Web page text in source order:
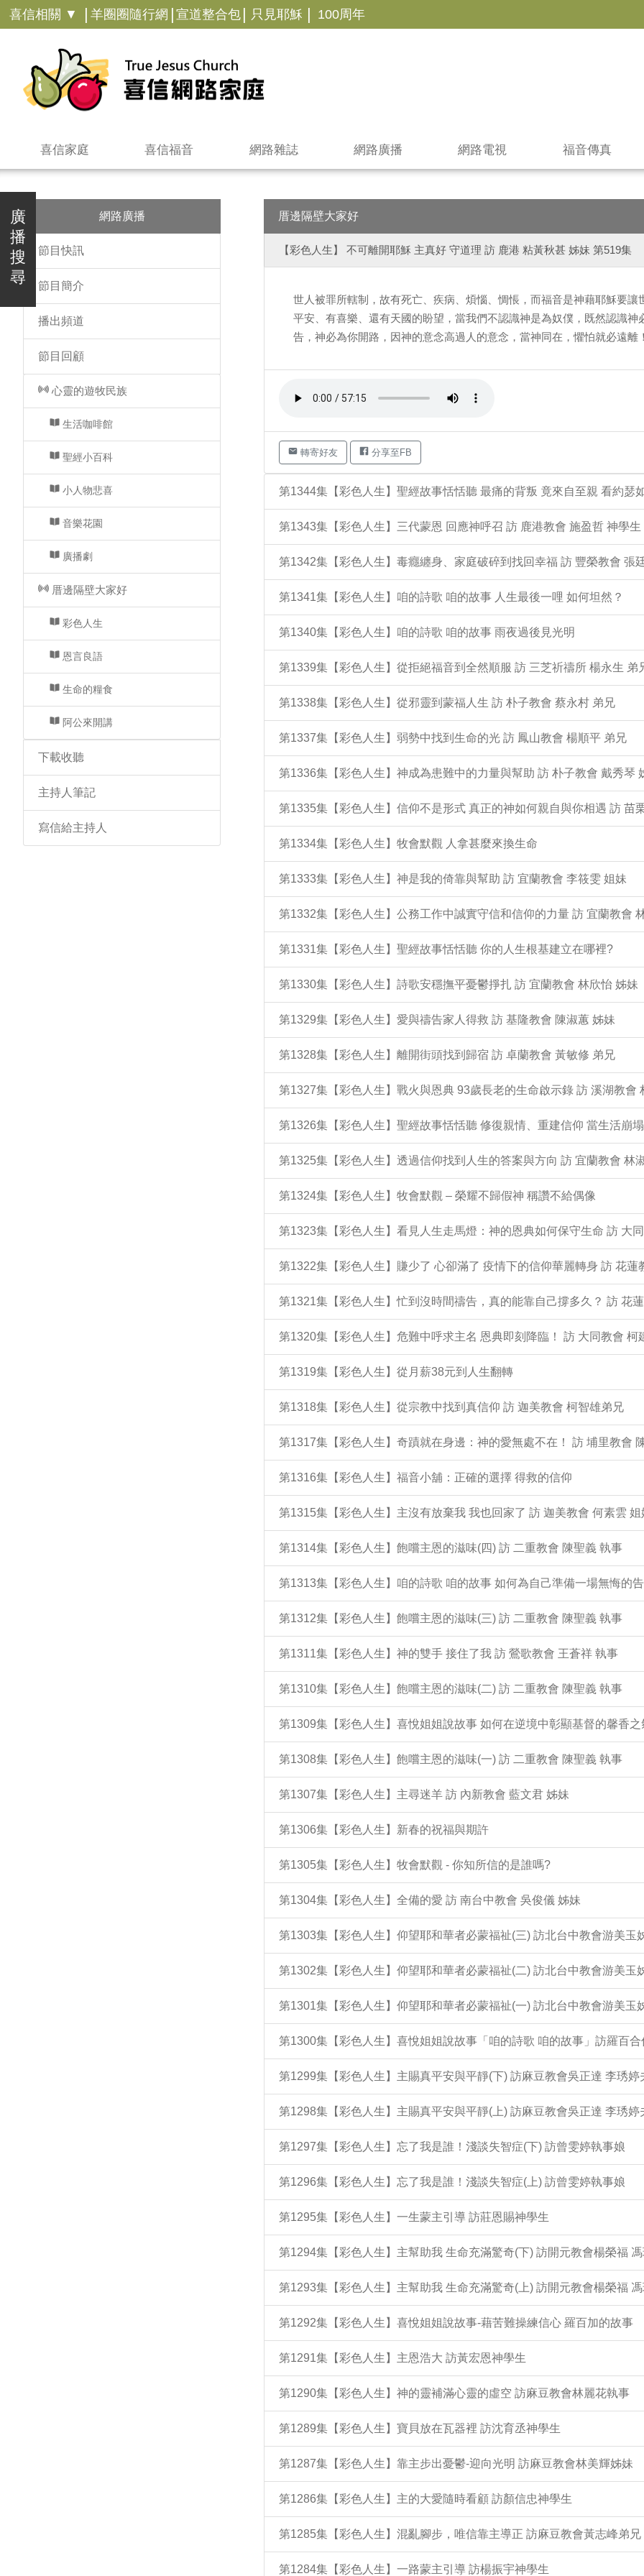
喜信相關 ▼ | 羊圈圈隨行網 | 宣道整合包 | 只見耶穌 | 100周年
喜信家庭 喜信福音 網路雜誌 網路廣播 網路電視 福音傳真
廣
播
搜
尋
網路廣播
節目快訊
節目簡介
播出頻道
節目回顧
心靈的遊牧民族
生活咖啡館
聖經小百科
小人物悲喜
音樂花園
廣播劇
厝邊隔壁大家好
彩色人生
恩言良語
生命的糧食
阿公來開講
下載收聽
主持人筆記
寫信給主持人
厝邊隔壁大家好
【彩色人生】 不可離開耶穌 主真好 守道理 訪 鹿港 粘黃秋甚 姊妹 第519集
世人被罪所轄制，故有死亡、疾病、煩惱、惆悵，而福音是神藉耶穌要
平安、有喜樂、還有天國的盼望，當我們不認識神是為奴僕，既然認識
告，神必為你開路，因神的意念高過人的意念，當神同在，懼怕就必遠離
轉寄好友 分享至FB
第1344集【彩色人生】聖經故事恬恬聽 最痛的背叛 竟來自至親 看約瑟
第1343集【彩色人生】三代蒙恩 回應神呼召 訪 鹿港教會 施盈哲 神學生
第1342集【彩色人生】毒癮纏身、家庭破碎到找回幸福 訪 豐榮教會 張
第1341集【彩色人生】咱的詩歌 咱的故事 人生最後一哩 如何坦然？
第1340集【彩色人生】咱的詩歌 咱的故事 雨夜過後見光明
第1339集【彩色人生】從拒絕福音到全然順服 訪 三芝祈禱所 楊永生 弟
第1338集【彩色人生】從邪靈到蒙福人生 訪 朴子教會 蔡永村 弟兄
第1337集【彩色人生】弱勢中找到生命的光 訪 鳳山教會 楊順平 弟兄
第1336集【彩色人生】神成為患難中的力量與幫助 訪 朴子教會 戴秀琴
第1335集【彩色人生】信仰不是形式 真正的神如何親自與你相遇 訪 苗
第1334集【彩色人生】牧會默觀 人拿甚麼來換生命
第1333集【彩色人生】神是我的倚靠與幫助 訪 宜蘭教會 李筱雯 姐妹
第1332集【彩色人生】公務工作中誠實守信和信仰的力量 訪 宜蘭教會
第1331集【彩色人生】聖經故事恬恬聽 你的人生根基建立在哪裡?
第1330集【彩色人生】詩歌安穩撫平憂鬱掙扎 訪 宜蘭教會 林欣怡 姊妹
第1329集【彩色人生】愛與禱告家人得救 訪 基隆教會 陳淑蕙 姊妹
第1328集【彩色人生】離開街頭找到歸宿 訪 卓蘭教會 黃敏修 弟兄
第1327集【彩色人生】戰火與恩典 93歲長老的生命啟示錄 訪 溪湖教會
第1326集【彩色人生】聖經故事恬恬聽 修復親情、重建信仰 當生活崩
第1325集【彩色人生】透過信仰找到人生的答案與方向 訪 宜蘭教會 林
第1324集【彩色人生】牧會默觀 – 榮耀不歸假神 稱讚不給偶像
第1323集【彩色人生】看見人生走馬燈：神的恩典如何保守生命 訪 大
第1322集【彩色人生】賺少了 心卻滿了 疫情下的信仰華麗轉身 訪 花蓮
第1321集【彩色人生】忙到沒時間禱告，真的能靠自己撐多久？ 訪 花
第1320集【彩色人生】危難中呼求主名 恩典即刻降臨！ 訪 大同教會 柯
第1319集【彩色人生】從月薪38元到人生翻轉
第1318集【彩色人生】從宗教中找到真信仰 訪 迦美教會 柯智雄弟兄
第1317集【彩色人生】奇蹟就在身邊：神的愛無處不在！ 訪 埔里教會
第1316集【彩色人生】福音小舖：正確的選擇 得救的信仰
第1315集【彩色人生】主沒有放棄我 我也回家了 訪 迦美教會 何素雲 姐
第1314集【彩色人生】飽嚐主恩的滋味(四) 訪 二重教會 陳聖義 執事
第1313集【彩色人生】咱的詩歌 咱的故事 如何為自己準備一場無悔的
第1312集【彩色人生】飽嚐主恩的滋味(三) 訪 二重教會 陳聖義 執事
第1311集【彩色人生】神的雙手 接住了我 訪 鶯歌教會 王蒼祥 執事
第1310集【彩色人生】飽嚐主恩的滋味(二) 訪 二重教會 陳聖義 執事
第1309集【彩色人生】喜悅姐姐說故事 如何在逆境中彰顯基督的馨香之
第1308集【彩色人生】飽嚐主恩的滋味(一) 訪 二重教會 陳聖義 執事
第1307集【彩色人生】主尋迷羊 訪 內新教會 藍文君 姊妹
第1306集【彩色人生】新春的祝福與期許
第1305集【彩色人生】牧會默觀 - 你知所信的是誰嗎?
第1304集【彩色人生】全備的愛 訪 南台中教會 吳俊儀 姊妹
第1303集【彩色人生】仰望耶和華者必蒙福祉(三) 訪北台中教會游美玉
第1302集【彩色人生】仰望耶和華者必蒙福祉(二) 訪北台中教會游美玉
第1301集【彩色人生】仰望耶和華者必蒙福祉(一) 訪北台中教會游美玉
第1300集【彩色人生】喜悅姐姐說故事「咱的詩歌 咱的故事」訪羅百合
第1299集【彩色人生】主賜真平安與平靜(下) 訪麻豆教會吳正達 李琇婷
第1298集【彩色人生】主賜真平安與平靜(上) 訪麻豆教會吳正達 李琇婷
第1297集【彩色人生】忘了我是誰！淺談失智症(下) 訪曾雯婷執事娘
第1296集【彩色人生】忘了我是誰！淺談失智症(上) 訪曾雯婷執事娘
第1295集【彩色人生】一生蒙主引導 訪莊恩賜神學生
第1294集【彩色人生】主幫助我 生命充滿驚奇(下) 訪開元教會楊榮福
第1293集【彩色人生】主幫助我 生命充滿驚奇(上) 訪開元教會楊榮福
第1292集【彩色人生】喜悅姐姐說故事-藉苦難操練信心 羅百加的故事
第1291集【彩色人生】主恩浩大 訪黃宏恩神學生
第1290集【彩色人生】神的靈補滿心靈的虛空 訪麻豆教會林麗花執事
第1289集【彩色人生】寶貝放在瓦器裡 訪沈育丞神學生
第1287集【彩色人生】靠主步出憂鬱-迎向光明 訪麻豆教會林美輝姊妹
第1286集【彩色人生】主的大愛隨時看顧 訪顏信忠神學生
第1285集【彩色人生】混亂腳步，唯信靠主導正 訪麻豆教會黃志峰弟兄
第1284集【彩色人生】一路蒙主引導 訪楊振宇神學生